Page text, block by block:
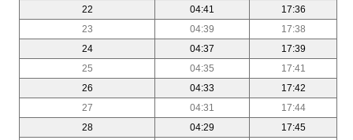
22
04:41
17:36
23
04:39
17:38
24
04:37
17:39
25
04:35
17:41
26
04:33
17:42
27
04:31
17:44
28
04:29
17:45